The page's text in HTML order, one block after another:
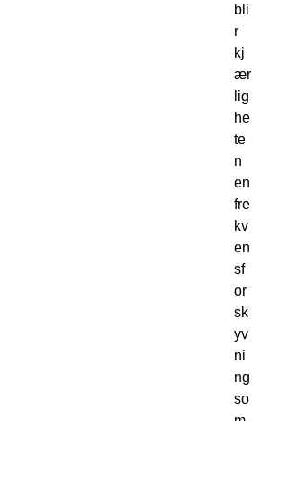
bli
r
kj
ær
lig
he
te
n
en
fre
kv
en
sf
or
sk
yv
ni
ng
so
m